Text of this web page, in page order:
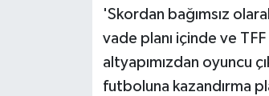
'Skordan bağımsız
vade planı içinde ve
altyapımızdan oyuncu
futboluna kazandırma